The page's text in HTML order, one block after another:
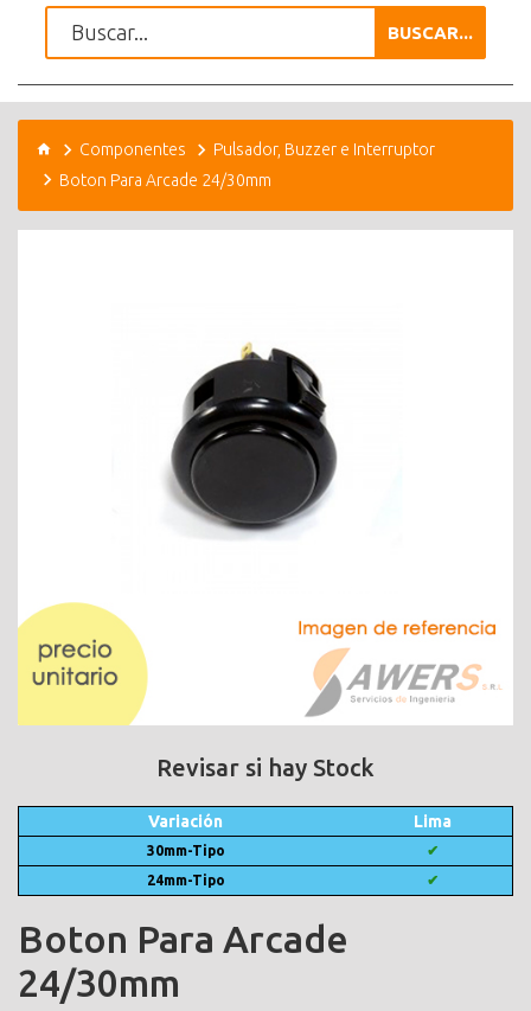
BUSCAR...
Componentes
Pulsador, Buzzer e Interruptor
Boton Para Arcade 24/30mm
Revisar si hay Stock
Variación Lima
30mm-Tipo
✔
24mm-Tipo
✔
Boton Para Arcade
24/30mm